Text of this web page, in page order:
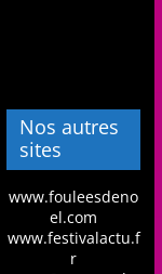
Nos autres
sites
www.fouleesdeno
el.com
www.festivalactu.f
r